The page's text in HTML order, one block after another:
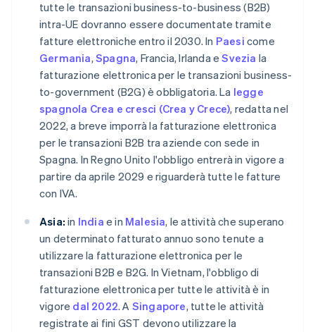
tutte le transazioni business-to-business (B2B)
intra-UE dovranno essere documentate tramite
fatture elettroniche entro il 2030. In Paesi come
Germania,Spagna, Francia, Irlanda eSvezia la
fatturazione elettronica per le transazioni business-
to-government (B2G) è obbligatoria. La legge
spagnola Crea e cresci (Crea y Crece), redatta nel
2022, a breve imporrà la fatturazione elettronica
per le transazioni B2B tra aziende con sede in
Spagna. In Regno Unito l'obbligo entrerà in vigore a
partire da aprile 2029 e riguarderà tutte le fatture
con IVA.
Asia: in India e in Malesia, le attività che superano
un determinato fatturato annuo sono tenute a
utilizzare la fatturazione elettronica per le
transazioni B2B e B2G. In Vietnam, l'obbligo di
fatturazione elettronica per tutte le attività è in
vigore dal 2022. A Singapore, tutte le attività
registrate ai fini GST devono utilizzare la